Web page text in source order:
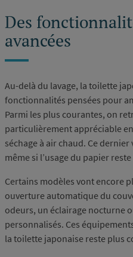
Des
avancées
Au-delà du lavage, la toilette
fonctionnalités pensées pour
Parmi les plus courantes, on
particulièrement appréciable
séchage à air chaud. Ce
même si l’usage du papier
Certains modèles vont encore
ouverture automatique du
odeurs, un éclairage nocturne
personnalisés. Ces
la toilette japonaise reste plus